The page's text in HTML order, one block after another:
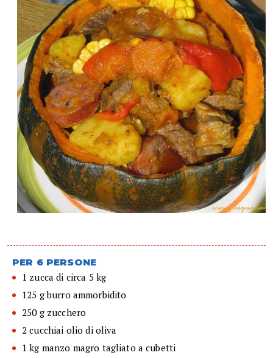
PER 6 PERSONE
1 zucca di circa 5 kg
125 g burro ammorbidito
250 g zucchero
2 cucchiai olio di oliva
1 kg manzo magro tagliato a cubetti